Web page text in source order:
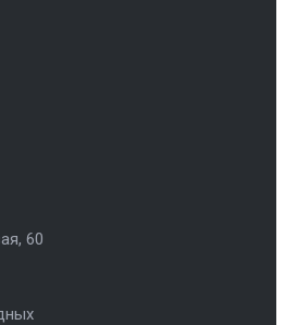
60